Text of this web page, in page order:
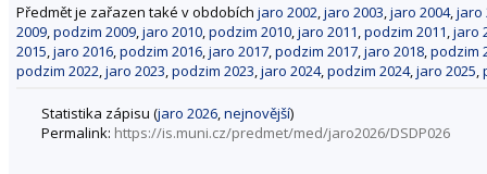
Předmět je zařazen také v obdobích jaro 2002,jaro 2003,jaro 2004,jaro
2009,podzim 2009,jaro 2010,podzim 2010,jaro 2011,podzim 2011,jaro
2015,jaro 2016,podzim 2016,jaro 2017,podzim 2017,jaro 2018,podzim
podzim 2022,jaro 2023,podzim 2023,jaro 2024,podzim 2024,jaro 2025,
Statistika zápisu (jaro 2026,nejnovější)
Permalink: https://is.muni.cz/predmet/med/jaro2026/DSDP026